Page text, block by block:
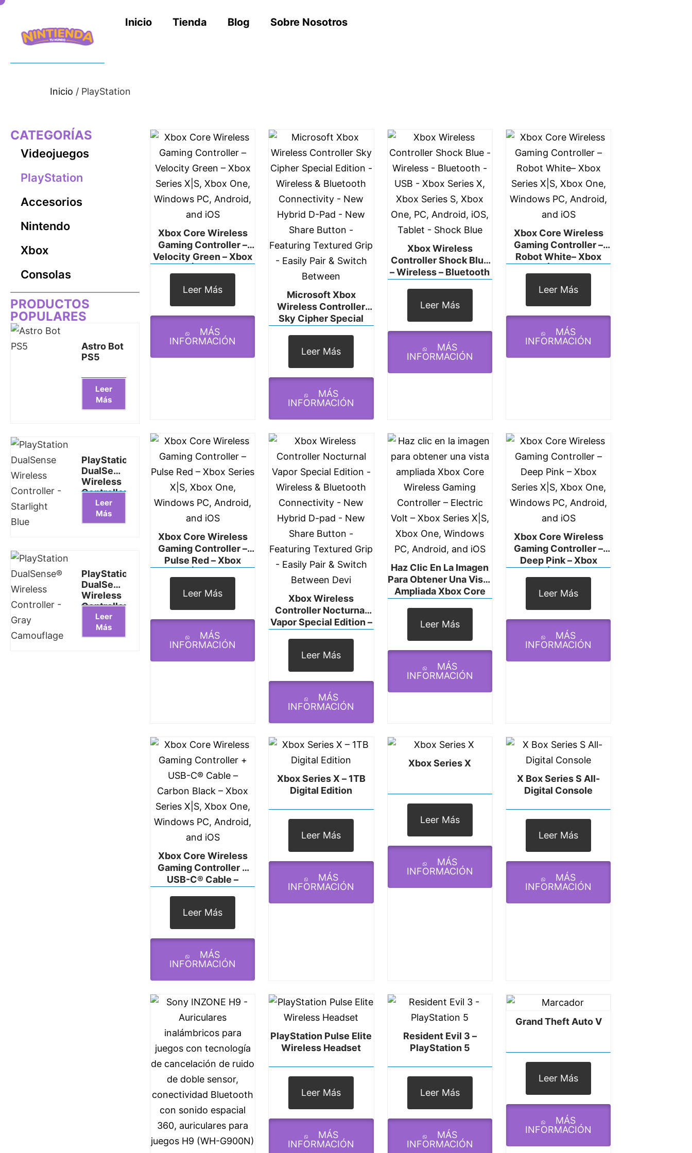
Inicio Tienda Blog Sobre Nosotros
Inicio / PlayStation
CATEGORÍAS
Videojuegos
PlayStation
Accesorios
Nintendo
Xbox
Consolas
PRODUCTOS
POPULARES
Astro Bot
PS5
Leer
Más
PlayStation
DualSense
Wireless
Controller
Starlight
Blue
Leer
Más
PlayStation
DualSense®
Wireless
Controller
- Gray
Camouflage
Leer
Más
Xbox Core Wireless
Gaming Controller –
Velocity Green – Xbox
And IOS
Leer Más
MÁS
INFORMACIÓN
Microsoft Xbox
Wireless Controller
Sky Cipher Special
Connectivity – New
Hybrid D-Pad – New
Share Button –
Featuring Textured
Grip – Easily Pair &
Leer Más
MÁS
INFORMACIÓN
Xbox Wireless
Controller Shock Blue
– Wireless – Bluetooth
One, PC, Android, IOS,
Tablet – Shock Blue
Leer Más
MÁS
INFORMACIÓN
Xbox Core Wireless
Gaming Controller –
Robot White– Xbox
And IOS
Leer Más
MÁS
INFORMACIÓN
Xbox Core Wireless
Gaming Controller –
Pulse Red – Xbox
And IOS
Leer Más
MÁS
INFORMACIÓN
Xbox Wireless
Controller Nocturnal
Vapor Special Edition –
Hybrid D-Pad – New
Share Button –
Featuring Textured
Grip – Easily Pair &
Switch Between Devi
Leer Más
MÁS
INFORMACIÓN
Haz Clic En La Imagen
Para Obtener Una Vista
Ampliada Xbox Core
Volt – Xbox Series X|S,
Xbox One, Windows
PC, Android, And IOS
Leer Más
MÁS
INFORMACIÓN
Xbox Core Wireless
Gaming Controller –
Deep Pink – Xbox
And IOS
Leer Más
MÁS
INFORMACIÓN
Xbox Core Wireless
Gaming Controller +
USB-C® Cable –
Windows PC, Android,
And IOS
Leer Más
MÁS
INFORMACIÓN
Xbox Series X – 1TB
Digital Edition
Leer Más
MÁS
INFORMACIÓN
Xbox Series X
Leer Más
MÁS
INFORMACIÓN
X Box Series S All-
Digital Console
Leer Más
MÁS
INFORMACIÓN
PlayStation Pulse Elite
Wireless Headset
Leer Más
MÁS
INFORMACIÓN
Resident Evil 3 –
PlayStation 5
Leer Más
MÁS
INFORMACIÓN
Grand Theft Auto V
Leer Más
MÁS
INFORMACIÓN